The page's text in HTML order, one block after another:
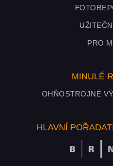
PRO
MINULÉ
OHŇOSTROJNÉ
HLAVNÍ